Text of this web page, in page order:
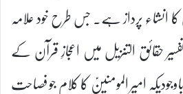
انشاء پرداز ہے۔ جس طرح خود علامہ
حقائق التنزیل میں اعجازِ قرآن کے
امیر المومنینؑ کا کلام جو فصاحت